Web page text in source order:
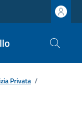
Privata /